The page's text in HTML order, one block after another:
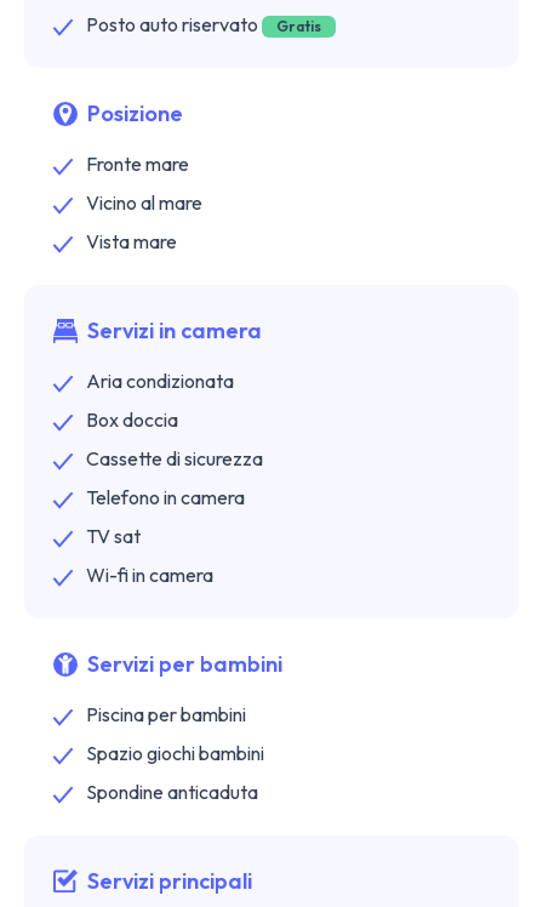
Posto auto riservato Gratis
Posizione
Fronte mare
Vicino al mare
Vista mare
Servizi in camera
Aria condizionata
Box doccia
Cassette di sicurezza
Telefono in camera
TV sat
Wi-fi in camera
Servizi per bambini
Piscina per bambini
Spazio giochi bambini
Spondine anticaduta
Servizi principali